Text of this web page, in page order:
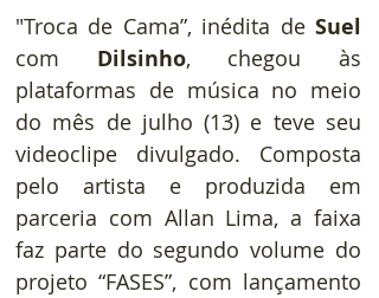
"Troca de Cama”, inédita de Suel
com Dilsinho, chegou às
plataformas de música no meio
do mês de julho (13) e teve seu
videoclipe divulgado. Composta
pelo artista e produzida em
parceria com Allan Lima, a faixa
faz parte do segundo volume do
projeto “FASES”, com lançamento